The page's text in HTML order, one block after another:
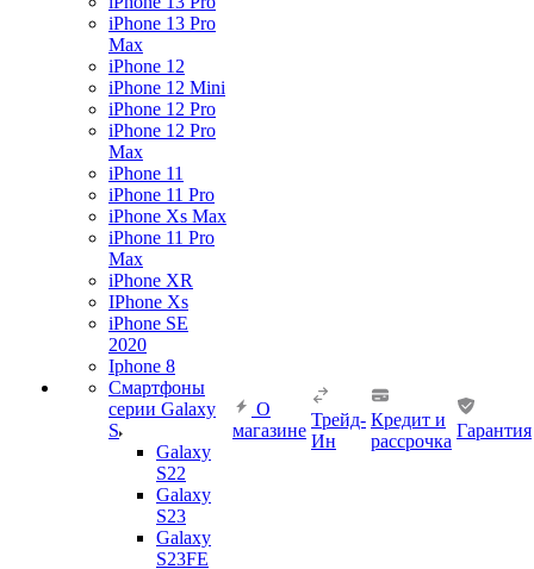
iPhone 13 Pro
Max
iPhone 12
iPhone 12 Mini
iPhone 12 Pro
iPhone 12 Pro
Max
iPhone 11
iPhone 11 Pro
iPhone Xs Max
iPhone 11 Pro
Max
iPhone XR
IPhone Xs
iPhone SE
2020
Iphone 8
Смартфоны
серии Galaxy
S
Galaxy
S22
Galaxy
S23
Galaxy
S23FE
О
магазине
Трейд-
Ин
Кредит и
рассрочка
Гарантия